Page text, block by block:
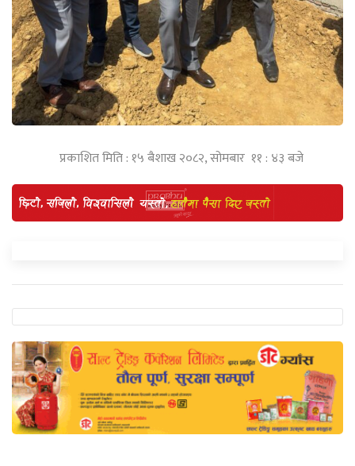
प्रकाशित मिति : १५ बैशाख २०८२, सोमबार ११ : ४३ बजे